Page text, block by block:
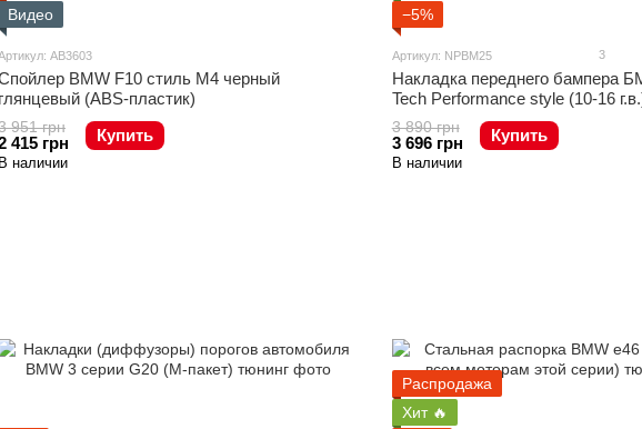
Видео
AB3603
BMW F10 стиль М4 черный
глянцевый (ABS-пластик)
951 грн
415 грн Купить
В наличии
−5%
Артикул: NPBM25 3
Накладка переднего бампера
Tech Performance style (10-16
3 890 грн
3 696 грн Купить
В наличии
Распродажа
Хит 🔥